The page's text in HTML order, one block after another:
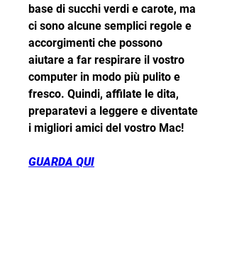
base di succhi verdi e carote, ma
ci sono alcune semplici regole e
accorgimenti che possono
aiutare a far respirare il vostro
computer in modo più pulito e
fresco. Quindi, affilate le dita,
preparatevi a leggere e diventate
i migliori amici del vostro Mac!
GUARDA QUI